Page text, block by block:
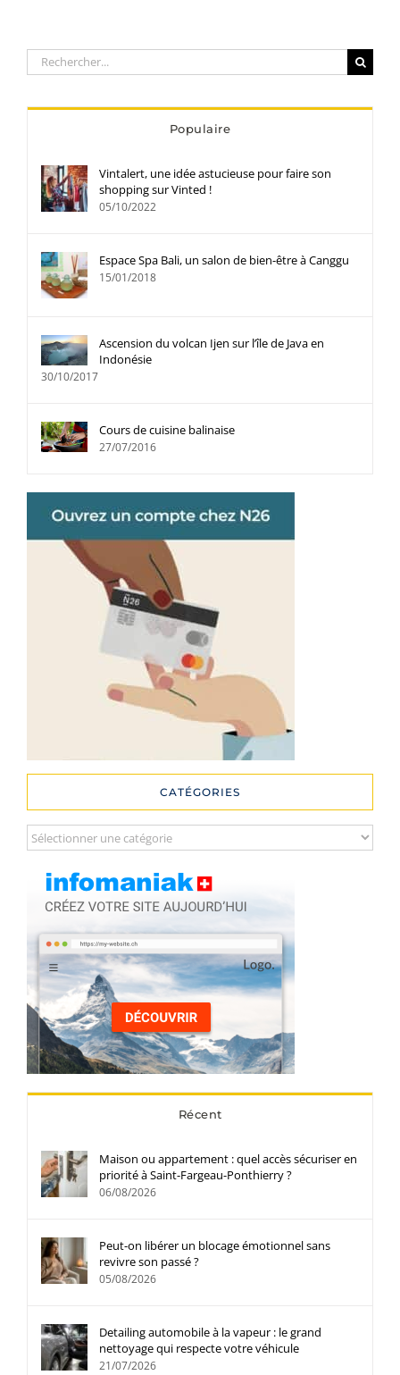
Rechercher:
Populaire
Vintalert, une idée astucieuse pour faire son
shopping sur Vinted !
05/10/2022
Espace Spa Bali, un salon de bien-être à Canggu
15/01/2018
Ascension du volcan Ijen sur l’île de Java en
Indonésie
30/10/2017
Cours de cuisine balinaise
27/07/2016
CATÉGORIES
Catégories
Récent
Maison ou appartement : quel accès sécuriser en
priorité à Saint-Fargeau-Ponthierry ?
06/08/2026
Peut-on libérer un blocage émotionnel sans
revivre son passé ?
05/08/2026
Detailing automobile à la vapeur : le grand
nettoyage qui respecte votre véhicule
21/07/2026